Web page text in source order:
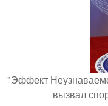
"Эффект
вызвал